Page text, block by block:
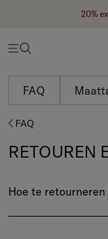
20%
FAQ
FAQ
RETOUREN
Hoe te